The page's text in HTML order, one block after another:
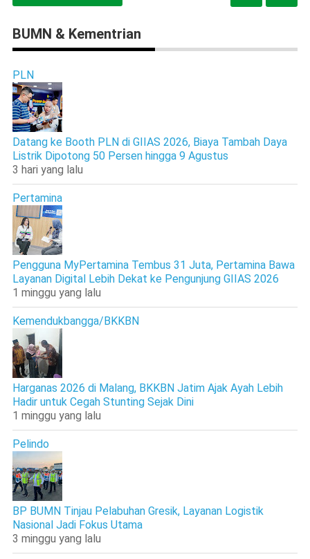
BUMN & Kementrian
PLN
Datang ke Booth PLN di GIIAS 2026, Biaya Tambah Daya
Listrik Dipotong 50 Persen hingga 9 Agustus
3 hari yang lalu
Pertamina
Pengguna MyPertamina Tembus 31 Juta, Pertamina Bawa
Layanan Digital Lebih Dekat ke Pengunjung GIIAS 2026
1 minggu yang lalu
Kemendukbangga/BKKBN
Harganas 2026 di Malang, BKKBN Jatim Ajak Ayah Lebih
Hadir untuk Cegah Stunting Sejak Dini
1 minggu yang lalu
Pelindo
BP BUMN Tinjau Pelabuhan Gresik, Layanan Logistik
Nasional Jadi Fokus Utama
3 minggu yang lalu